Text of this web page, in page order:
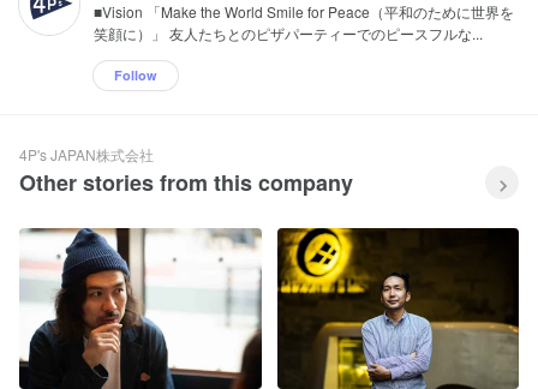
■Vision 「Make the World Smile for Peace（平和のために世界を
笑顔に）」 友人たちとのピザパーティーでのピースフルな...
Follow
4P's JAPAN株式会社
Other stories from this company